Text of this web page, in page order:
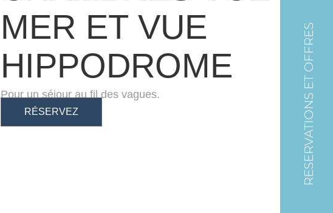
RESERVATIONS ET OFFRES
MER ET VUE
HIPPODROME
Pour un séjour au fil des vagues.
RÉSERVEZ